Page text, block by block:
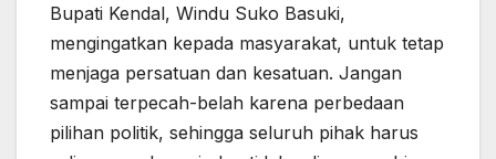
Bupati Kendal, Windu Suko Basuki,
mengingatkan kepada masyarakat, untuk tetap
menjaga persatuan dan kesatuan. Jangan
sampai terpecah-belah karena perbedaan
pilihan politik, sehingga seluruh pihak harus